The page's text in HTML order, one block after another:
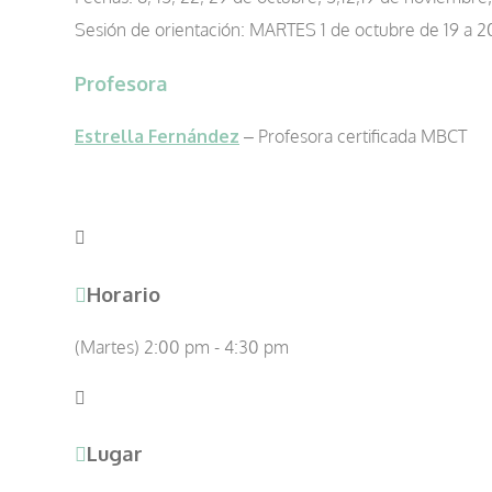
Sesión de orientación: MARTES 1 de octubre de 19 a
Profesora
Estrella Fernández – Profesora certificada MBCT
Horario
(Martes) 2:00 pm - 4:30 pm
Lugar